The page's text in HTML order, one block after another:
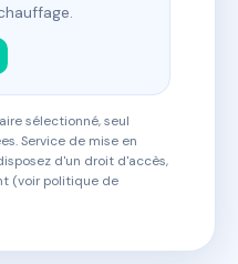
sélectionné, seul
Service de mise en
d'un droit d'accès,
(voir politique de